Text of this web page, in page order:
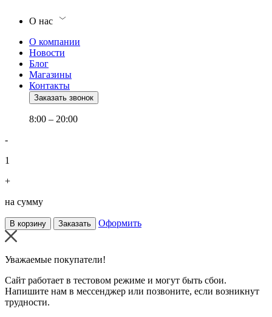
О нас
О компании
Новости
Блог
Магазины
Контакты
Заказать звонок
8:00 – 20:00
-
1
+
на сумму
В корзину Заказать Оформить
Уважаемые покупатели!
Сайт работает в тестовом режиме и могут быть сбои.
Напишите нам в мессенджер или позвоните, если возникнут
трудности.